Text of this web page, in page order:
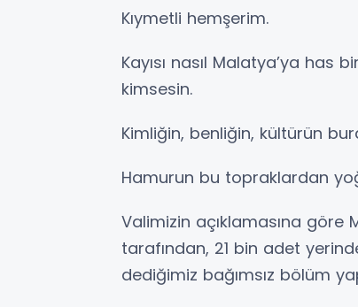
Kıymetli hemşerim.
Kayısı nasıl Malatya’ya has
kimsesin.
Kimliğin, benliğin, kültürün
Hamurun bu topraklardan
Valimizin açıklamasına göre
tarafından, 21 bin adet
dediğimiz bağımsız bölüm